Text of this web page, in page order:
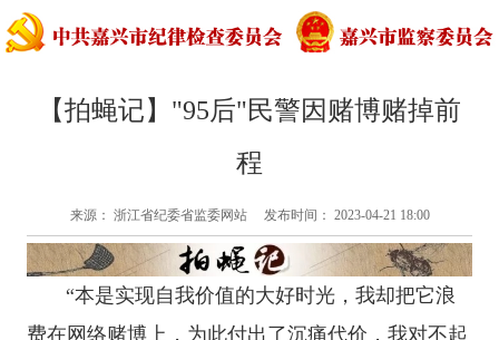
【拍蝇记】"95后"民警因赌博赌掉前
程
来源： 浙江省纪委省监委网站 发布时间： 2023-04-21 18:00
“本是实现自我价值的大好时光，我却把它浪
费在网络赌博上，为此付出了沉痛代价，我对不起